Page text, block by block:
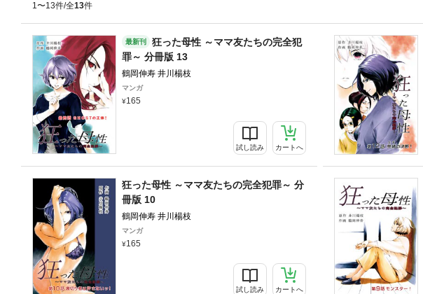
1〜13件/全13件
最新刊
狂った母性 ～ママ友たちの完全犯
罪～ 分冊版 13
鶴岡伸寿 井川楊枝
マンガ
165
試し読み カートへ
狂った母性 ～ママ友たちの完全犯罪～ 分
冊版 10
鶴岡伸寿 井川楊枝
マンガ
165
試し読み カートへ